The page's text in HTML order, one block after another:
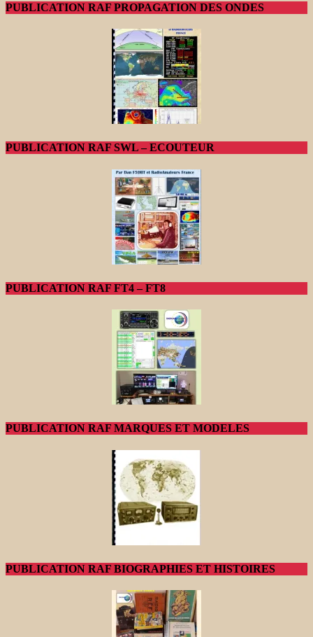
PUBLICATION RAF PROPAGATION DES ONDES
PUBLICATION RAF SWL – ECOUTEUR
PUBLICATION RAF FT4 – FT8
PUBLICATION RAF MARQUES ET MODELES
PUBLICATION RAF BIOGRAPHIES ET HISTOIRES